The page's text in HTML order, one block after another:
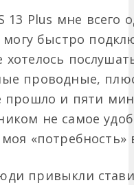
13 Plus мне всего
могу быстро
проводные,
прошло и пяти
не самое
привыкли